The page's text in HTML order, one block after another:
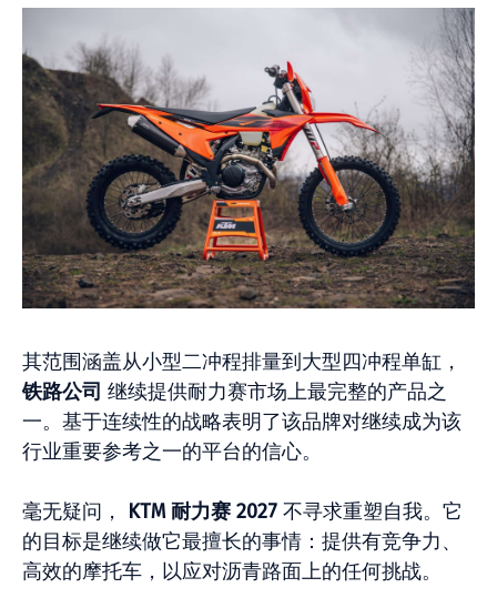
其范围涵盖从小型二冲程排量到大型四冲程单缸，
铁路公司 继续提供耐力赛市场上最完整的产品之
一。基于连续性的战略表明了该品牌对继续成为该
行业重要参考之一的平台的信心。
毫无疑问， KTM 耐力赛 2027 不寻求重塑自我。它
的目标是继续做它最擅长的事情：提供有竞争力、
高效的摩托车，以应对沥青路面上的任何挑战。